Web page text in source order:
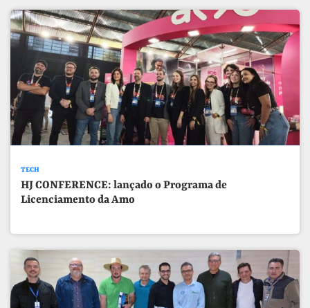
TECH
HJ CONFERENCE: lançado o Programa de
Licenciamento da Amo